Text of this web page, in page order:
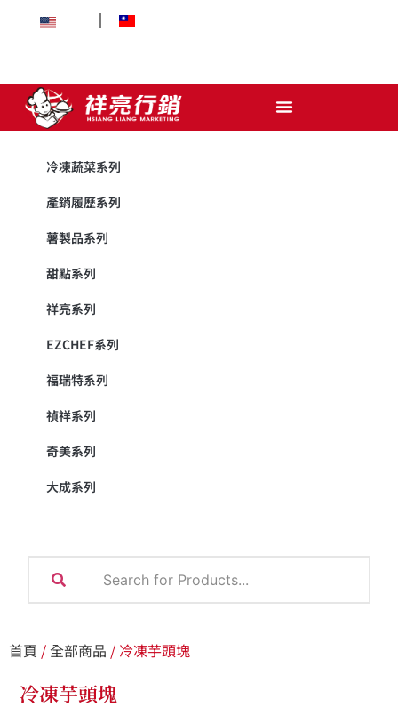
冷凍蔬菜系列
產銷履歷系列
薯製品系列
甜點系列
祥亮系列
EZCHEF系列
福瑞特系列
禎祥系列
奇美系列
大成系列
首頁 /全部商品 / 冷凍芋頭塊
冷凍芋頭塊